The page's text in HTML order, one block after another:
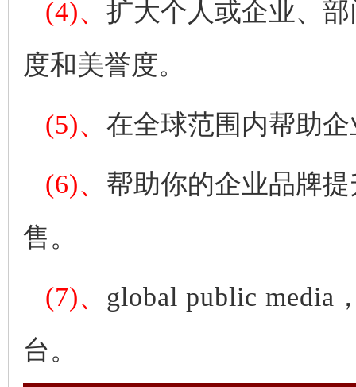
(4)、 扩大个人或企业、
度和美誉度。
(5)、 在全球范围内帮助
(6)、 帮助你的企业品牌
售。
(7)、 global public media
台。